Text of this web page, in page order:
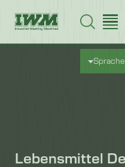
Sprache
Lebensmittel